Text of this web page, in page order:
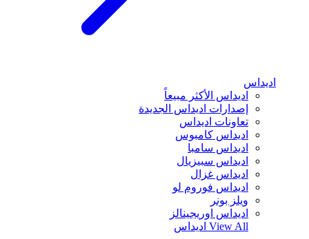
اديداس
اديداس الأكثر مبيعاً
إصدارات اديداس الجديدة
تعاونات اديداس
اديداس كامبوس
اديداس سامبا
اديداس سبيزيال
اديداس غزال
اديداس فوروم لو
ويلز بونر
اديداس اوريجينالز
View All اديداس